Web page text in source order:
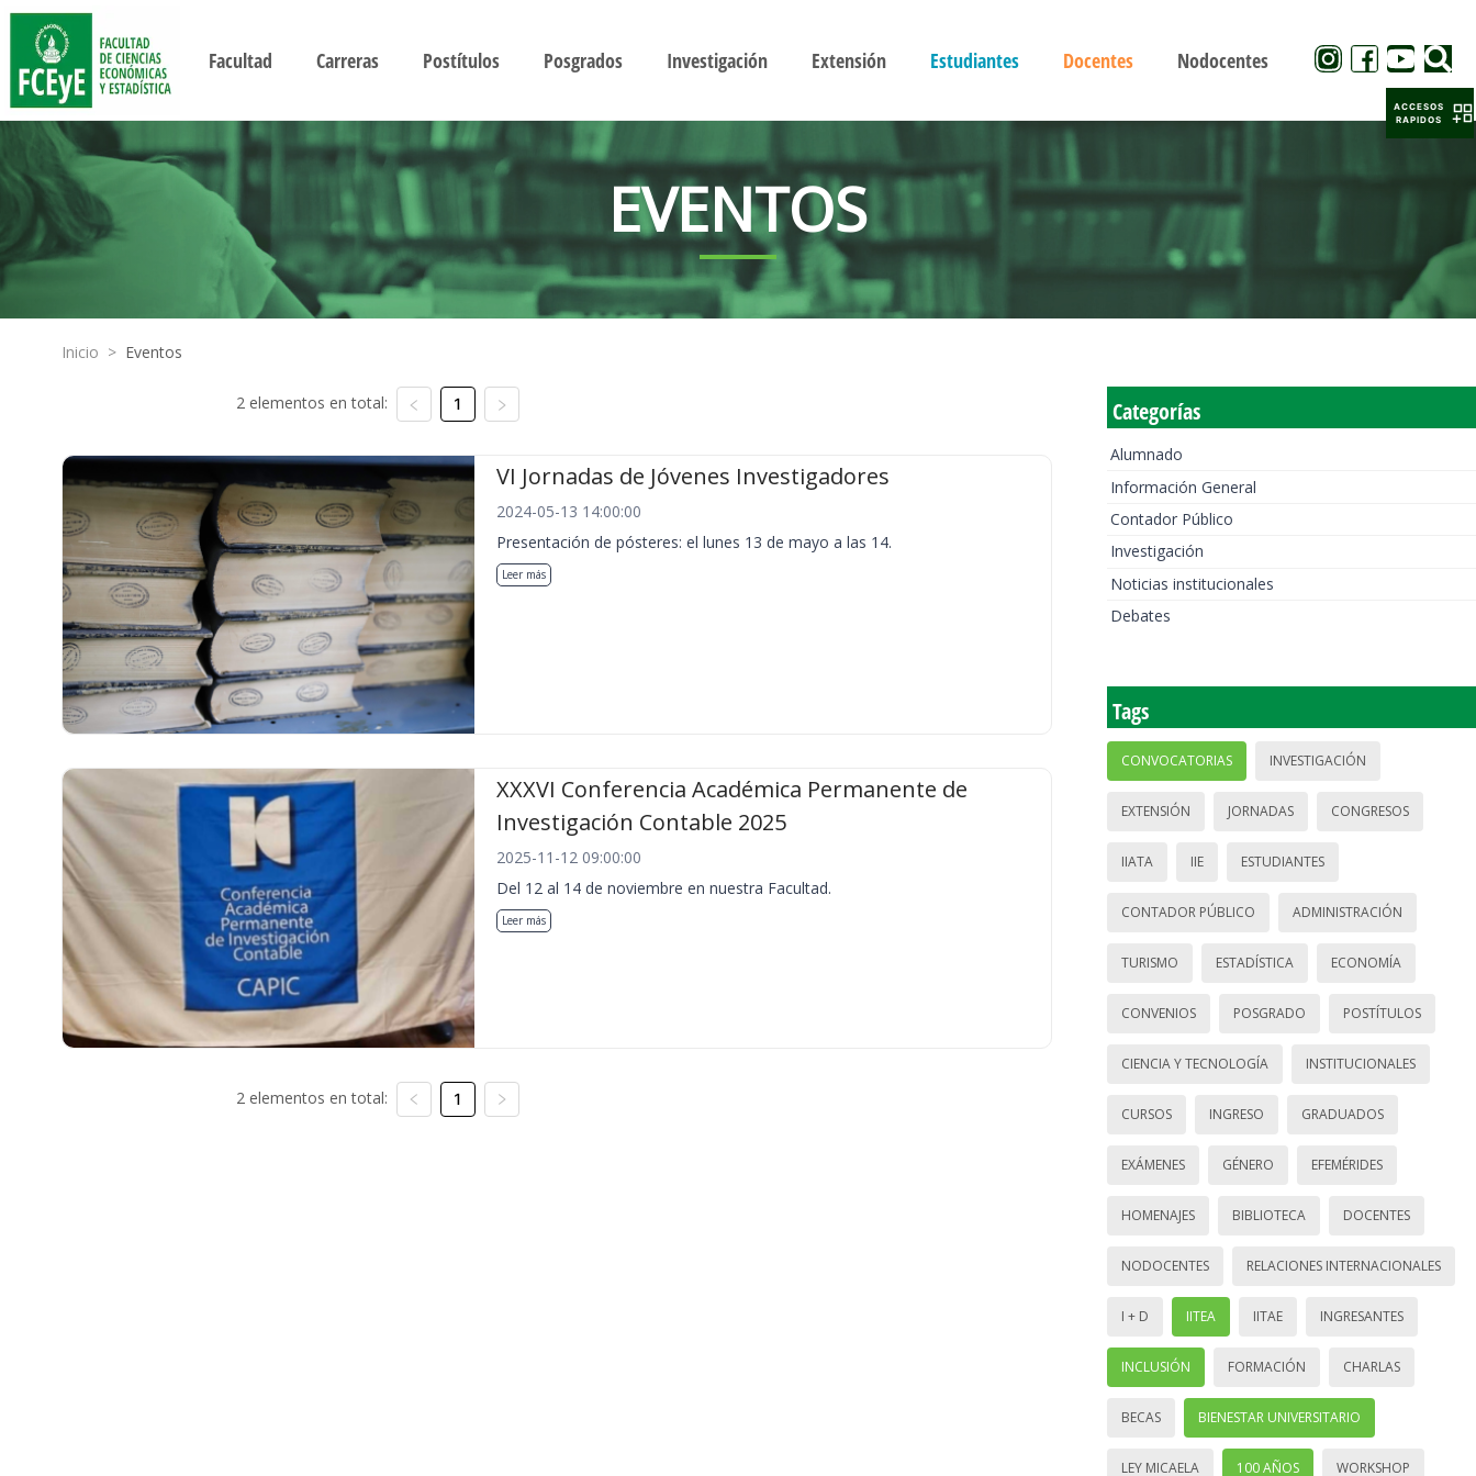
Facultad Carreras Postítulos Posgrados Investigación Extensión Estudiantes Docentes Nodocentes
EVENTOS
Inicio > Eventos
2 elementos en total: 1
VI Jornadas de Jóvenes Investigadores
2024-05-13 14:00:00
Presentación de pósteres: el lunes 13 de mayo a las 14.
Leer más
XXXVI Conferencia Académica Permanente de
Investigación Contable 2025
2025-11-12 09:00:00
Del 12 al 14 de noviembre en nuestra Facultad.
Leer más
2 elementos en total: 1
Categorías
Alumnado
Información General
Contador Público
Investigación
Noticias institucionales
Debates
Tags
CONVOCATORIAS INVESTIGACIÓN
EXTENSIÓN JORNADAS CONGRESOS
IIATA IIE ESTUDIANTES
CONTADOR PÚBLICO ADMINISTRACIÓN
TURISMO ESTADÍSTICA ECONOMÍA
CONVENIOS POSGRADO POSTÍTULOS
CIENCIA Y TECNOLOGÍA INSTITUCIONALES
CURSOS INGRESO GRADUADOS
EXÁMENES GÉNERO EFEMÉRIDES
HOMENAJES BIBLIOTECA DOCENTES
NODOCENTES RELACIONES INTERNACIONALES
I + D IITEA IITAE INGRESANTES
INCLUSIÓN FORMACIÓN CHARLAS
BECAS BIENESTAR UNIVERSITARIO
LEY MICAELA 100 AÑOS WORKSHOP
ACCESOS
RAPIDOS